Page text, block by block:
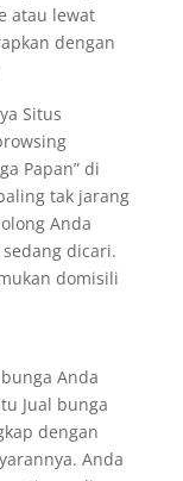
atau lewat
dengan
Situs
Papan” di
tak jarang
Anda
dicari.
domisili
Anda
Jual bunga
dengan
Anda